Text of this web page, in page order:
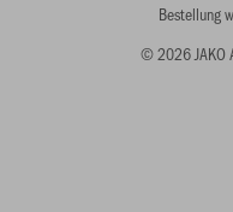
© 2026 JAKO
Bestellung